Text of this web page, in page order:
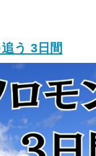
う 3日間